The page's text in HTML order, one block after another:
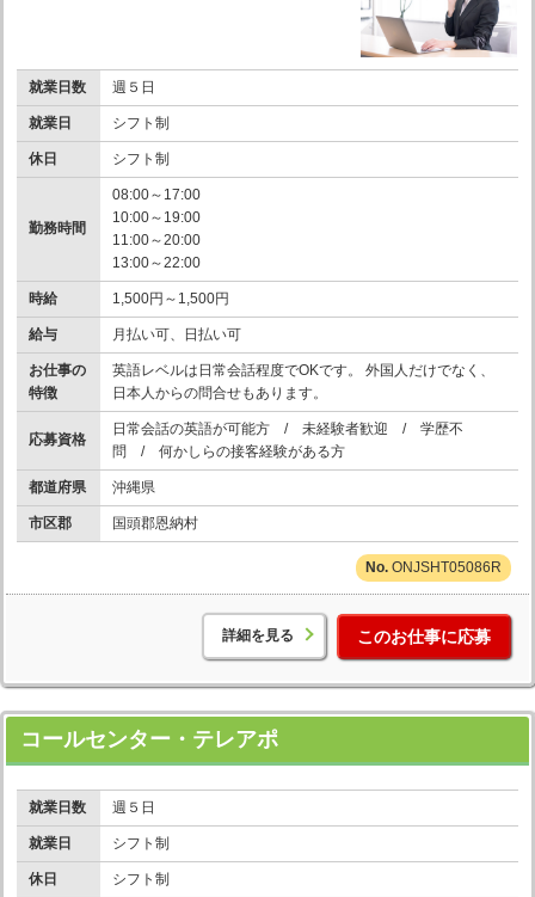
就業日数 週５日
就業日 シフト制
休日 シフト制
勤務時間
08:00～17:00
10:00～19:00
11:00～20:00
13:00～22:00
時給 1,500円～1,500円
給与 月払い可、日払い可
お仕事の
特徴
英語レベルは日常会話程度でOKです。 外国人だけでなく、
日本人からの問合せもあります。
応募資格
日常会話の英語が可能方 / 未経験者歓迎 / 学歴不
問 / 何かしらの接客経験がある方
都道府県 沖縄県
市区郡 国頭郡恩納村
ONJSHT05086R
詳細を見る このお仕事に応募
コールセンター・テレアポ
就業日数 週５日
就業日 シフト制
休日 シフト制